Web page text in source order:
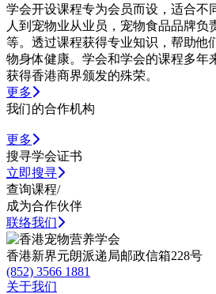
学会开设课程专为会员而设，适合不
人到宠物业从业员，宠物食品品牌负
等。透过课程获得专业知识，帮助他
物身体健康。学会和学会的课程多年
获得香港商界颁发的殊荣。
更多
我们的合作机构
更多
搜寻学会证书
立即搜寻
查询课程/
成为合作伙伴
联络我们
香港新界元朗派递局邮政信箱228号
(852) 3566 1881
关于我们